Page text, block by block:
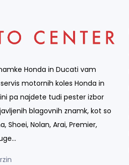
Honda in Ducati vam
motornih koles Honda in
pa najdete tudi pester izbor
blagovnih znamk, kot so
Shoei, Nolan, Arai, Premier,